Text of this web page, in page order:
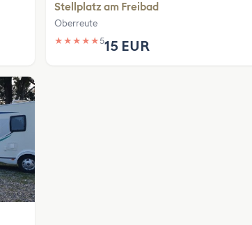
Stellplatz am Freibad
Oberreute
★ ★ ★ ★ ★515 EUR